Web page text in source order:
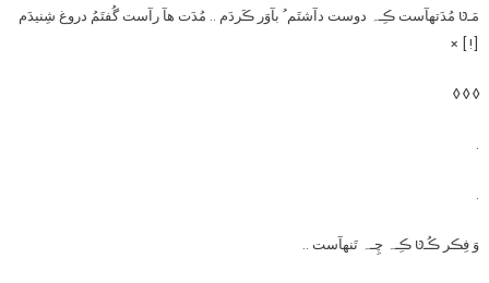
مَـטּ مُدَتهآست ڪِـہ دوست دآشتَم ُ بآوَر ڪَردَم .. مُدَت هآ رآست گُفتَمُ دروغ شِنیدَم
[!] ×
◊ ◊ ◊
.
.
وَ فِڪر ڪُـטּ ڪِـہ چِـہ تَنهآست ..